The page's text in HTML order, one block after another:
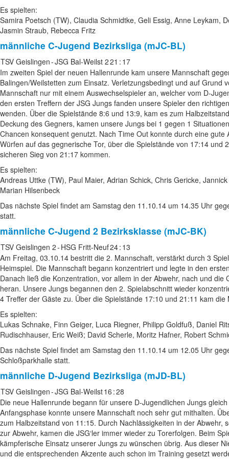
Es spielten:
Samira Poetsch (TW), Claudia Schmidtke, Geli Essig, Anne Leykam,
Jasmin Straub, Rebecca Fritz
männliche C-Jugend Bezirksliga (mJC-BL)
TSV Geislingen-JSG Bal-Weilst 221 : 17
Im zweiten Spiel der neuen Hallenrunde kam unsere Mannschaft
Balingen/Weilstetten zum Einsatz. Verletzungsbedingt und auf Grund
Mannschaft nur mit einem Auswechselspieler an, welcher vom D-
den ersten Treffern der JSG Jungs fanden unsere Spieler den
wenden. Über die Spielstände 8:6 und 13:9, kam es zum
Deckung des Gegners, kamen unsere Jungs bei 1 gegen 1
Chancen konsequent genutzt. Nach Time Out konnte durch eine gute
Würfen auf das gegnerische Tor, über die Spielstände von 17:14 und
sicheren Sieg von 21:17 kommen.
Es spielten:
Andreas Uttke (TW), Paul Maier, Adrian Schick, Chris Gericke,
Marian Hilsenbeck
Das nächste Spiel findet am Samstag den 11.10.14 um 14.35 Uhr
statt.
männliche C-Jugend 2 Bezirksklasse (mJC-BK)
TSV Geislingen 2- HSG Fritt-Neuf24: 13
Am Freitag, 03.10.14 bestritt die 2. Mannschaft, verstärkt durch 3
Heimspiel. Die Mannschaft begann konzentriert und legte in den
Danach ließ die Konzentration, vor allem in der Abwehr, nach und die
heran. Unsere Jungs begannen den 2. Spielabschnitt wieder
4 Treffer der Gäste zu. Über die Spielstände 17:10 und 21:11 kam
Es spielten:
Lukas Schnake, Finn Geiger, Luca Riegner, Philipp Goldfuß, Daniel
Rudischhauser, Eric Weiß; David Scherle, Moritz Hafner, Robert
Das nächste Spiel findet am Samstag den 11.10.14 um 12.05 Uhr
Schloßparkhalle statt.
männliche D-Jugend Bezirksliga (mJD-BL)
TSV Geislingen-JSG Bal-Weilst16 :28
Die neue Hallenrunde begann für unsere D-Jugendlichen Jungs
Anfangsphase konnte unsere Mannschaft noch sehr gut mithalten.
zum Halbzeitstand von 11:15. Durch Nachlässigkeiten in der Abwehr,
zur Abwehr, kamen die JSG‘ler immer wieder zu Torerfolgen. Beim
kämpferische Einsatz unserer Jungs zu wünschen übrig. Aus dieser
und die entsprechenden Akzente auch schon im Training gesetzt